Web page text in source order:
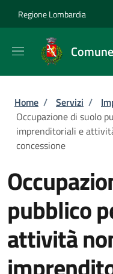
Regione Lombardia
Briciole di
Home / Servizi /
Occupazione di suolo
imprenditoriali e
concessione
pubblico
attività